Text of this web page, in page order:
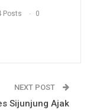
Posts 0
NEXT POST
Sijunjung Ajak